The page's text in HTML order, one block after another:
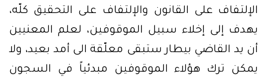
الإلتفاف على القانون والإلتفاف على التحقيق كلّه،
يهدف إلى إخلاء سبيل الموقوفين، لعلم المعنيين
أن يد القاضي بيطار ستبقى معلّقة الى أمد بعيد، ولا
يمكن ترك هؤلاء الموقوفين مبدئياً في السجون